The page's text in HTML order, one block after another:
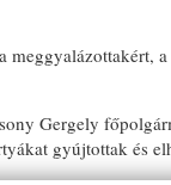
Gergely
gyújtottak és